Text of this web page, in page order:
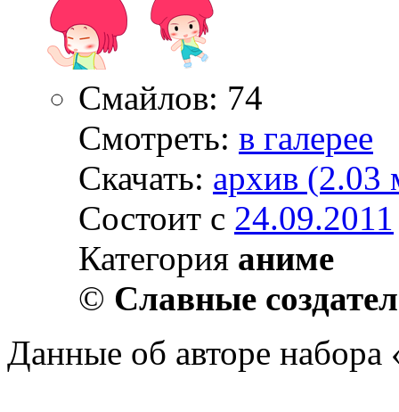
Смайлов: 74
Смотреть: в галерее
Скачать: архив (2.03
Состоит с 24.09.2011
Категория аниме
© Славные
Данные об авторе набора